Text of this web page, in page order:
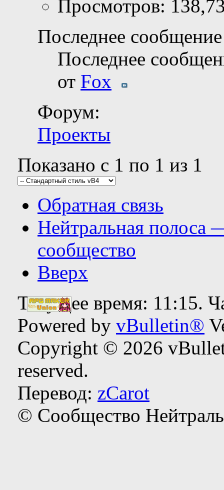
Просмотров:
Последнее
Последнее
от Fox
Форум:
Проекты
Показано с 1 по 1 из 1
Обратная связь
Нейтральная полоса
сообщество
Вверх
Текущее время: 11:15.
Powered by vBulletin®
Copyright © 2026
reserved.
Перевод: zCarot
© Сообщество